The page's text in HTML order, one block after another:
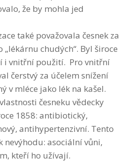
že by mohla jed
také považovala česnek za
„lékárnu chudých“. Byl široce
i vnitřní použití. Pro vnitřní
čerstvý za účelem snížení
v mléce jako lék na kašel.
česneku vědecky
1858: antibiotický,
antihypertenzivní. Tento
nevýhodu: asociální vůni,
kteří ho užívají.